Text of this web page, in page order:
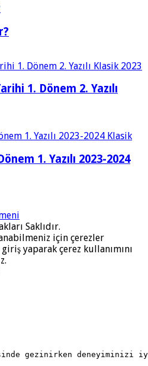
1. Dönem 2. Yazılı
1. Yazılı 2023-2024
Saklıdır.
için çerezler
yaparak çerez kullanımını
gezinirken deneyiminizi